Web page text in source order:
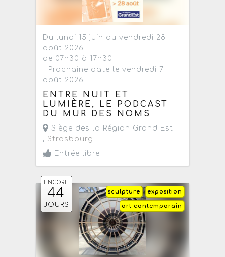
Du lundi 15 juin au vendredi 28
août 2026
de 07h30 à 17h30
- Prochaine date le vendredi 7
août 2026
ENTRE NUIT ET
LUMIÈRE, LE PODCAST
DU MUR DES NOMS
Siège des la Région Grand Est
, Strasbourg
Entrée libre
ENCORE
44
JOURS
exposition
sculpture
art contemporain